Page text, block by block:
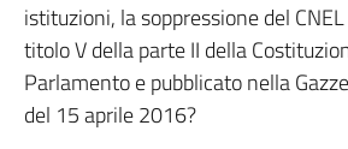
istituzioni, la soppressione del
titolo V della parte II della
Parlamento e pubblicato nella
del 15 aprile 2016?